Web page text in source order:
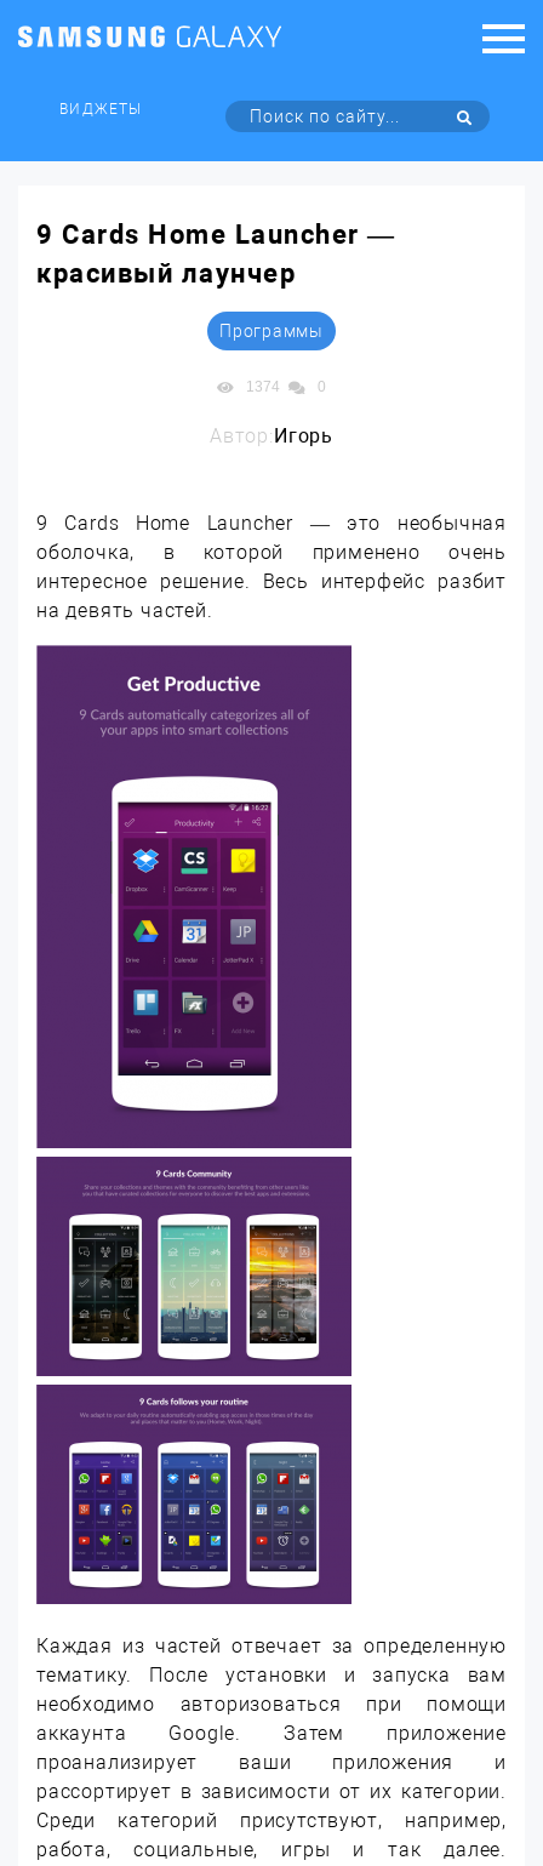
ВИДЖЕТЫ
9 Cards Home Launcher —
красивый лаунчер
Программы
1374 0
Автор:Игорь
9 Cards Home Launcher — это необычная
оболочка, в которой применено очень
интересное решение. Весь интерфейс разбит
на девять частей.
Каждая из частей отвечает за определенную
тематику. После установки и запуска вам
необходимо авторизоваться при помощи
аккаунта Google. Затем приложение
проанализирует ваши приложения и
рассортирует в зависимости от их категории.
Среди категорий присутствуют, например,
работа, социальные, игры и так далее.